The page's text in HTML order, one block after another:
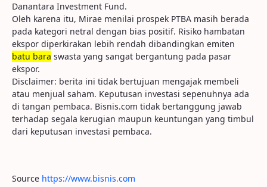
Danantara Investment Fund.
Oleh karena itu, Mirae menilai prospek PTBA masih berada
pada kategori netral dengan bias positif. Risiko hambatan
ekspor diperkirakan lebih rendah dibandingkan emiten
batu bara swasta yang sangat bergantung pada pasar
ekspor.
Disclaimer: berita ini tidak bertujuan mengajak membeli
atau menjual saham. Keputusan investasi sepenuhnya ada
di tangan pembaca. Bisnis.com tidak bertanggung jawab
terhadap segala kerugian maupun keuntungan yang timbul
dari keputusan investasi pembaca.
Source https://www.bisnis.com